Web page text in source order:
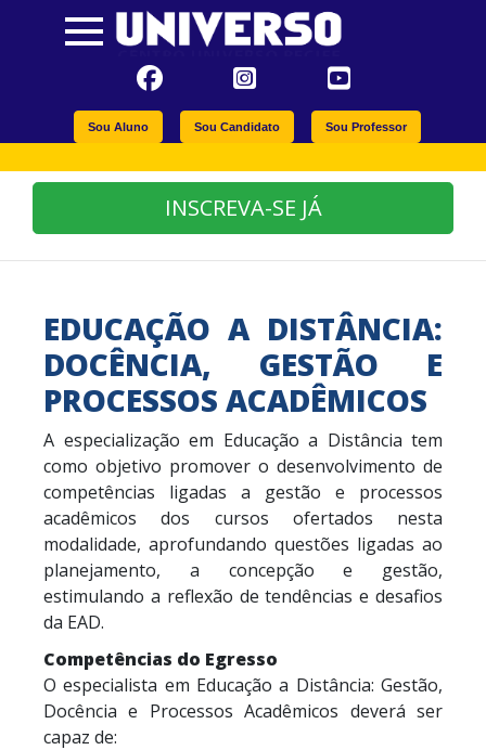
Sou Aluno Sou Candidato Sou Professor
INSCREVA-SE JÁ
EDUCAÇÃO A DISTÂNCIA:
DOCÊNCIA, GESTÃO E
PROCESSOS ACADÊMICOS
A especialização em Educação a Distância tem
como objetivo promover o desenvolvimento de
competências ligadas a gestão e processos
acadêmicos dos cursos ofertados nesta
modalidade, aprofundando questões ligadas ao
planejamento, a concepção e gestão,
estimulando a reflexão de tendências e desafios
da EAD.
Competências do Egresso
O especialista em Educação a Distância: Gestão,
Docência e Processos Acadêmicos deverá ser
capaz de: